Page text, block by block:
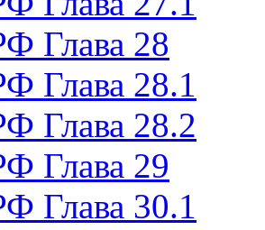
Глава 28
Глава 28.1
Глава 28.2
Глава 29
Глава 30.1